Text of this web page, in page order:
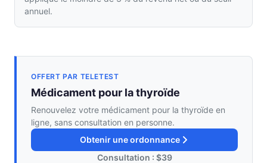
annuel.
OFFERT PAR TELETEST
Médicament pour la thyroïde
Renouvelez votre médicament pour la thyroïde en
ligne, sans consultation en personne.
Obtenir une ordonnance
Consultation : $39